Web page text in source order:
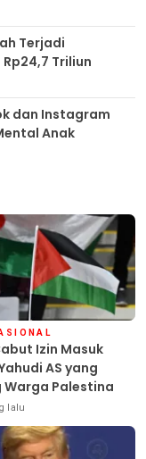
Terjadi
Triliun
dan Instagram
Anak
Izin Masuk
AS yang
Warga Palestina
lalu